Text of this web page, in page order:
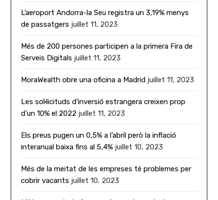
L’aeroport Andorra-la Seu registra un 3,19% menys
de passatgers juillet 11, 2023
Més de 200 persones participen a la primera Fira de
Serveis Digitals juillet 11, 2023
MoraWealth obre una oficina a Madrid juillet 11, 2023
Les sol·licituds d’inversió estrangera creixen prop
d’un 10% el 2022 juillet 11, 2023
Els preus pugen un 0,5% a l’abril però la inflació
interanual baixa fins al 5,4% juillet 10, 2023
Més de la meitat de les empreses té problemes per
cobrir vacants juillet 10, 2023